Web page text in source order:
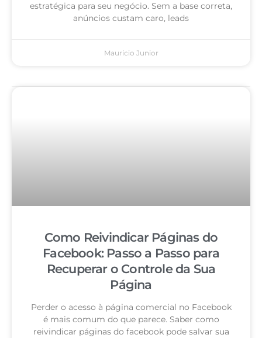
estratégica para seu negócio. Sem a base correta,
anúncios custam caro, leads
Mauricio Junior
Como Reivindicar Páginas do
Facebook: Passo a Passo para
Recuperar o Controle da Sua
Página
Perder o acesso à página comercial no Facebook
é mais comum do que parece. Saber como
reivindicar páginas do facebook pode salvar sua